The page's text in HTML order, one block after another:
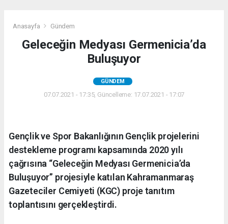
Anasayfa Gündem
Geleceğin Medyası Germenicia’da
Buluşuyor
GÜNDEM
07.07.2021 - 17:35, Güncelleme: 17.07.2021 - 17:07
Gençlik ve Spor Bakanlığının Gençlik projelerini
destekleme programı kapsamında 2020 yılı
çağrısına “Geleceğin Medyası Germenicia’da
Buluşuyor” projesiyle katılan Kahramanmaraş
Gazeteciler Cemiyeti (KGC) proje tanıtım
toplantısını gerçekleştirdi.